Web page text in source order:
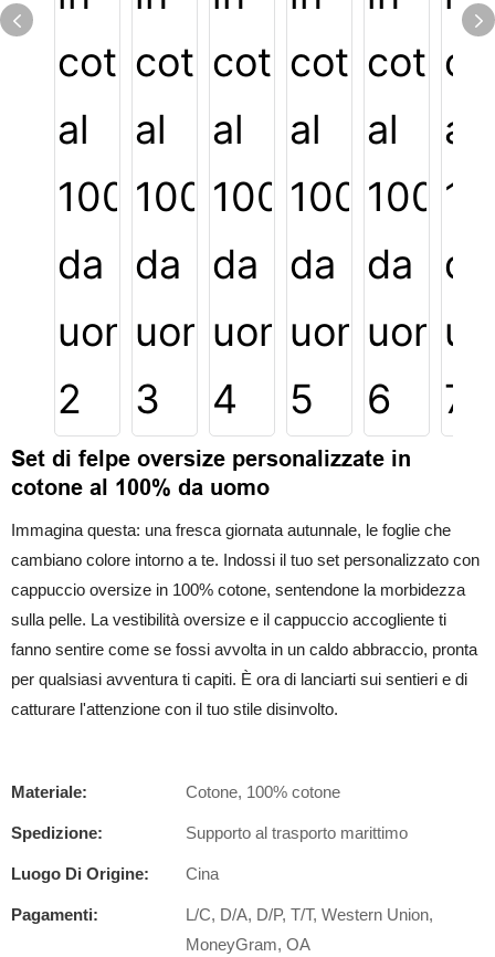
Set di felpe oversize personalizzate in
cotone al 100% da uomo
Immagina questa: una fresca giornata autunnale, le foglie che
cambiano colore intorno a te. Indossi il tuo set personalizzato con
cappuccio oversize in 100% cotone, sentendone la morbidezza
sulla pelle. La vestibilità oversize e il cappuccio accogliente ti
fanno sentire come se fossi avvolta in un caldo abbraccio, pronta
per qualsiasi avventura ti capiti. È ora di lanciarti sui sentieri e di
catturare l'attenzione con il tuo stile disinvolto.
Materiale: Cotone, 100% cotone
Spedizione: Supporto al trasporto marittimo
Luogo Di Origine: Cina
Pagamenti:
L/C, D/A, D/P, T/T, Western Union,
MoneyGram, OA